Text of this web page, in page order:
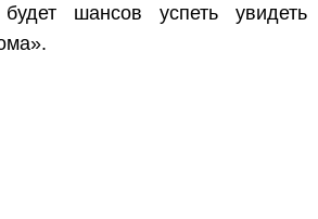
шансов успеть увидеть